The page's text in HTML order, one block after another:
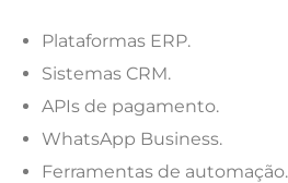
Plataformas ERP.
Sistemas CRM.
APIs de pagamento.
WhatsApp Business.
Ferramentas de automação.